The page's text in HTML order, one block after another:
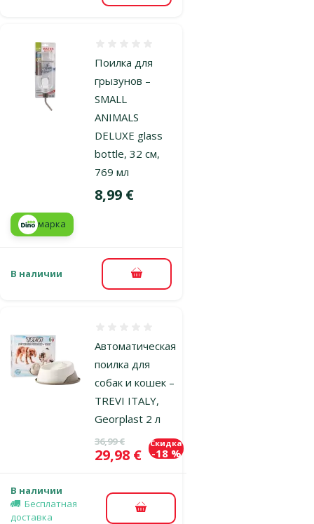
Поилка для
грызунов –
SMALL
ANIMALS
DELUXE glass
bottle, 32 см,
769 мл
Цена
8,99 €
марка
В наличии В корзину
Автоматическая
поилка для
собак и кошек –
TREVI ITALY,
Georplast 2 л
Исходная цена
36,99 €
Цена
29,98 €
Скидка
-18 %
В наличии
Бесплатная
доставка
В корзину